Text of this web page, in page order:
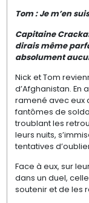
Tom : Je m’en
Capitaine
dirais même
absolument
Nick et Tom
d’Afghanistan. En
ramené avec eux
fantômes de
troublant les
leurs nuits,
tentatives
Face à eux, sur
dans un duel,
soutenir et de les